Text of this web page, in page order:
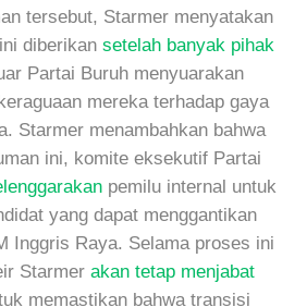
tersebut, Starmer menyatakan
diberikan setelah banyak pihak
Partai Buruh menyuarakan
mereka terhadap gaya
Starmer menambahkan bahwa
ini, komite eksekutif Partai
pemilu internal untuk
yang dapat menggantikan
Inggris Raya. Selama proses ini
Starmer akan tetap menjabat
memastikan bahwa transisi